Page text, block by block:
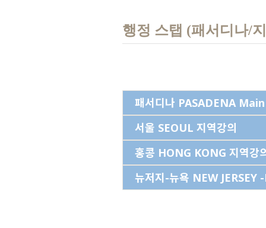
행정 스탭 (패서디나/
패서디나 PASADENA
서울 SEOUL 지역강의
홍콩 HONG KONG 지역강
뉴저지-뉴욕 NEW JERSEY